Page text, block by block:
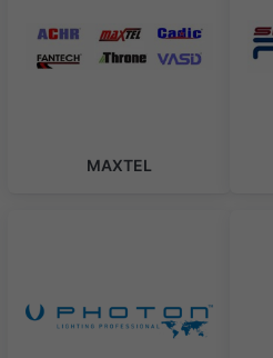
MAXTEL